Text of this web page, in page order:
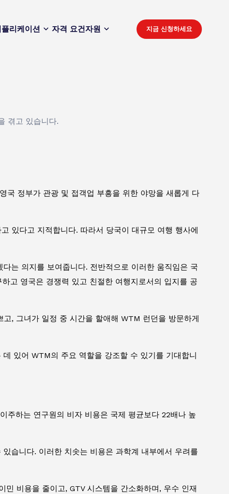
플리케이션 자격 요건자원 지금 신청하세요
겪고 있습니다.
국 정부가 관광 및 접객업 부흥을 위한 야망을 새롭게 다
있다고 지적합니다. 따라서 당국이 대규모 여행 행사에
는 의지를 보여줍니다. 전반적으로 이러한 움직임은 국
고 영국은 경쟁력 있고 친절한 여행지로서의 입지를 공
, 그녀가 일정 중 시간을 할애해 WTM 런던을 방문하게
있어 WTM의 주요 역할을 강조할 수 있기를 기대합니
주하는 연구원의 비자 비용은 국제 평균보다 22배나 높
습니다. 이러한 치솟는 비용은 과학계 내부에서 우려를
비용을 줄이고, GTV 시스템을 간소화하며, 우수 인재